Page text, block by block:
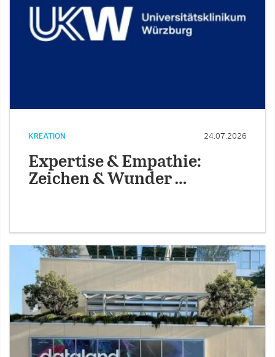
KREATION 24.07.2026
Expertise & Empathie:
Zeichen & Wunder …